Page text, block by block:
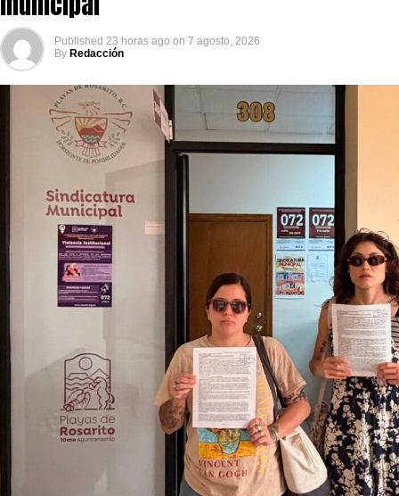
Published 23 horas ago on 7 agosto, 2026
By Redacción